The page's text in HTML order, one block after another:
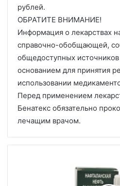
рублей.
ОБРАТИТЕ ВНИМАНИЕ!
Информация о лекарствах
справочно-обобщающей,
общедоступных
основанием для принятия
использовании
Перед применением
Бенатекс обязательно
лечащим врачом.